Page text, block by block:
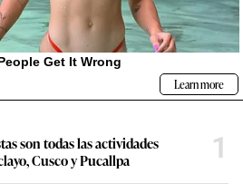
son todas las actividades
Cusco y Pucallpa
1